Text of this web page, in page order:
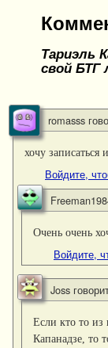
Тариэль
свой
romasss
хочу записаться
Войдите,
Очень очень
Войдите,
Joss
Если кто то из
Капанадзе, то